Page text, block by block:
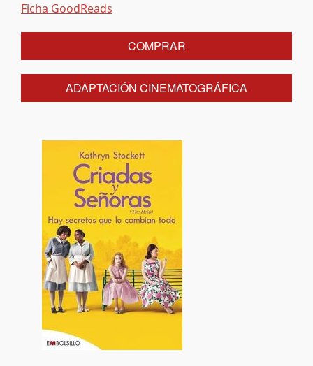
Ficha GoodReads
COMPRAR
ADAPTACIÓN CINEMATOGRÁFICA